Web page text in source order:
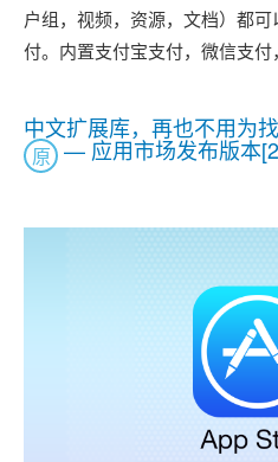
户组，视频，资源，文档）都
付。内置支付宝支付，微信支付
中文扩展库，再也不用为
— 应用市场发布版本
原